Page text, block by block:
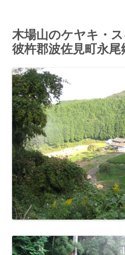
木場山のケヤキ
彼杵郡波佐見町永尾